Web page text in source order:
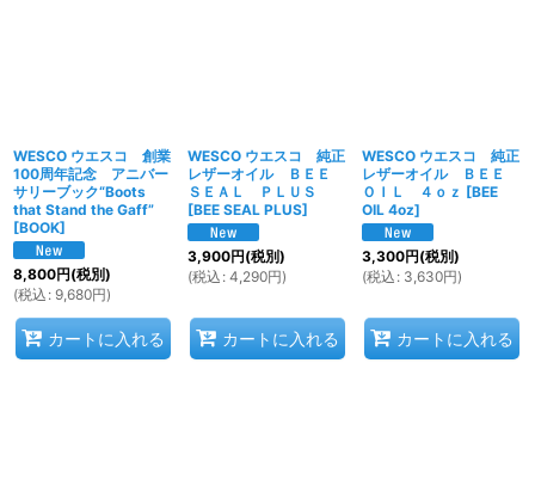
WESCO ウエスコ 創業
100周年記念 アニバー
サリーブック“Boots
that Stand the Gaff”
[BOOK]
8,800円(税別)
(税込 : 9,680円)
カートに入れる
WESCO ウエスコ 純正
レザーオイル ＢＥＥ
ＳＥＡＬ ＰＬＵＳ
[BEE SEAL PLUS]
3,900円(税別)
(税込 : 4,290円)
カートに入れる
WESCO ウエスコ 純正
レザーオイル ＢＥＥ
ＯＩＬ ４ｏｚ [BEE
OIL 4oz]
3,300円(税別)
(税込 : 3,630円)
カートに入れる